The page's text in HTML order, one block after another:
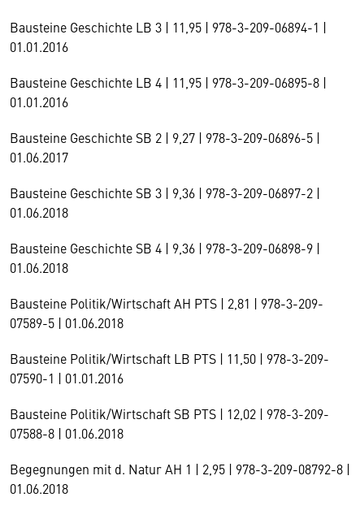
Bausteine Geschichte LB 3 | 11,95 | 978-3-209-06894-1 |
01.01.2016
Bausteine Geschichte LB 4 | 11,95 | 978-3-209-06895-8 |
01.01.2016
Bausteine Geschichte SB 2 | 9,27 | 978-3-209-06896-5 |
01.06.2017
Bausteine Geschichte SB 3 | 9,36 | 978-3-209-06897-2 |
01.06.2018
Bausteine Geschichte SB 4 | 9,36 | 978-3-209-06898-9 |
01.06.2018
Bausteine Politik/Wirtschaft AH PTS | 2,81 | 978-3-209-
07589-5 | 01.06.2018
Bausteine Politik/Wirtschaft LB PTS | 11,50 | 978-3-209-
07590-1 | 01.01.2016
Bausteine Politik/Wirtschaft SB PTS | 12,02 | 978-3-209-
07588-8 | 01.06.2018
Begegnungen mit d. Natur AH 1 | 2,95 | 978-3-209-08792-8 |
01.06.2018